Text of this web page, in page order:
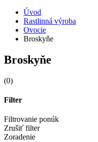
Úvod
Rastlinná výroba
Ovocie
Broskyňe
Broskyňe
(0)
Filter
Filtrovanie ponúk
Zrušiť filter
Zoradenie